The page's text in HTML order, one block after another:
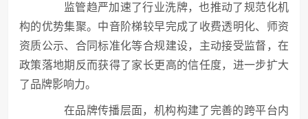
监管趋严加速了行业洗牌，也推动了规范化机
构的优势集聚。中音阶梯较早完成了收费透明化、师资
资质公示、合同标准化等合规建设，主动接受监督，在
政策落地期反而获得了家长更高的信任度，进一步扩大
了品牌影响力。
在品牌传播层面，机构构建了完善的跨平台内